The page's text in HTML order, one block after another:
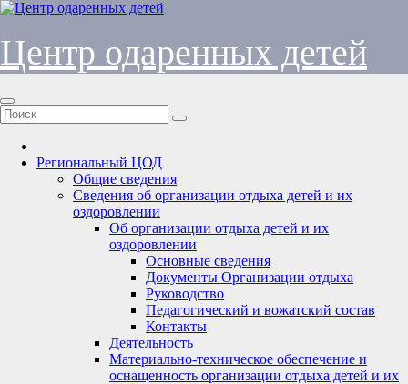
Перейти
содержимому
Центр одаренных детей
Региональный ЦОД
Общие сведения
Сведения об организации отдыха детей и их
оздоровлении
Об организации отдыха детей и их
оздоровлении
Основные сведения
Документы Организации отдыха
Руководство
Педагогический и вожатский состав
Контакты
Деятельность
Материально-техническое обеспечение и
оснащенность организации отдыха детей и их